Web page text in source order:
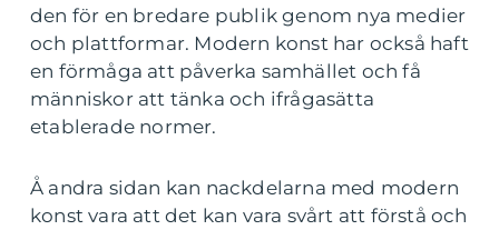
den för en bredare publik genom nya medier
och plattformar. Modern konst har också haft
en förmåga att påverka samhället och få
människor att tänka och ifrågasätta
etablerade normer.
Å andra sidan kan nackdelarna med modern
konst vara att det kan vara svårt att förstå och